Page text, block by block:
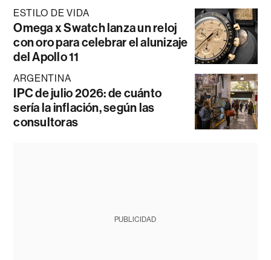
ESTILO DE VIDA
Omega x Swatch lanza un reloj
con oro para celebrar el alunizaje
del Apollo 11
ARGENTINA
IPC de julio 2026: de cuánto
sería la inflación, según las
consultoras
PUBLICIDAD